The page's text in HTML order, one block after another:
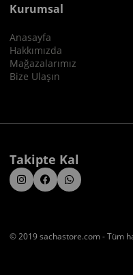
Kurumsal
Anasayfa
Hakkımızda
Mağazalarımız
Bize Ulaşın
Takipte Kal
© 2019 sachastore.com - Tüm